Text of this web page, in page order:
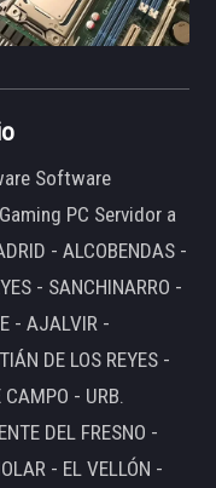
Software
PC Servidor a
- ALCOBENDAS -
- SANCHINARRO -
- AJALVIR -
DE LOS REYES -
CAMPO - URB.
DEL FRESNO -
- EL VELLÓN -